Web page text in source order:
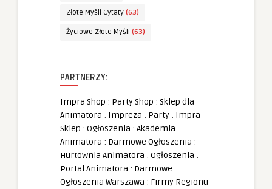
Złote Myśli Cytaty (63)
Życiowe Złote Myśli (63)
PARTNERZY:
Impra Shop : Party Shop : Sklep dla
Animatora : Impreza : Party : Impra
Sklep : Ogłoszenia : Akademia
Animatora : Darmowe Ogłoszenia :
Hurtownia Animatora : Ogłoszenia :
Portal Animatora : Darmowe
Ogłoszenia Warszawa : Firmy Regionu